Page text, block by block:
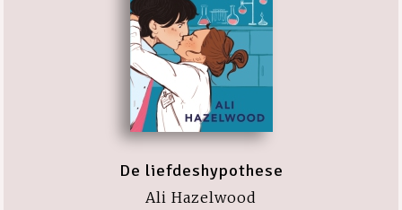
De liefdeshypothese
Ali Hazelwood